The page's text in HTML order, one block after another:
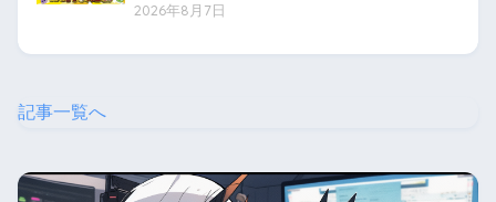
2026年8月7日
記事一覧へ